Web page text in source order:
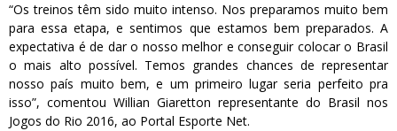
“Os treinos têm sido muito intenso. Nos preparamos muito bem
para essa etapa, e sentimos que estamos bem preparados. A
expectativa é de dar o nosso melhor e conseguir colocar o Brasil
o mais alto possível. Temos grandes chances de representar
nosso país muito bem, e um primeiro lugar seria perfeito pra
isso”, comentou Willian Giaretton representante do Brasil nos
Jogos do Rio 2016, ao Portal Esporte Net.